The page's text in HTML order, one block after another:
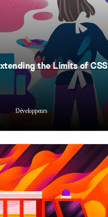
the Limits of CSS
Développeurs